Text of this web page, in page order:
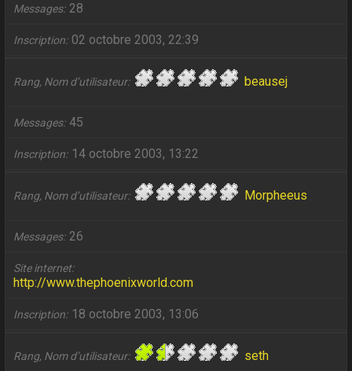
Messages 28
Inscription 02 octobre 2003, 22:39
Rang, Nom d’utilisateur beausej
Messages 45
Inscription 14 octobre 2003, 13:22
Rang, Nom d’utilisateur Morpheeus
Messages 26
Site internet
http://www.thephoenixworld.com
Inscription 18 octobre 2003, 13:06
Rang, Nom d’utilisateur seth